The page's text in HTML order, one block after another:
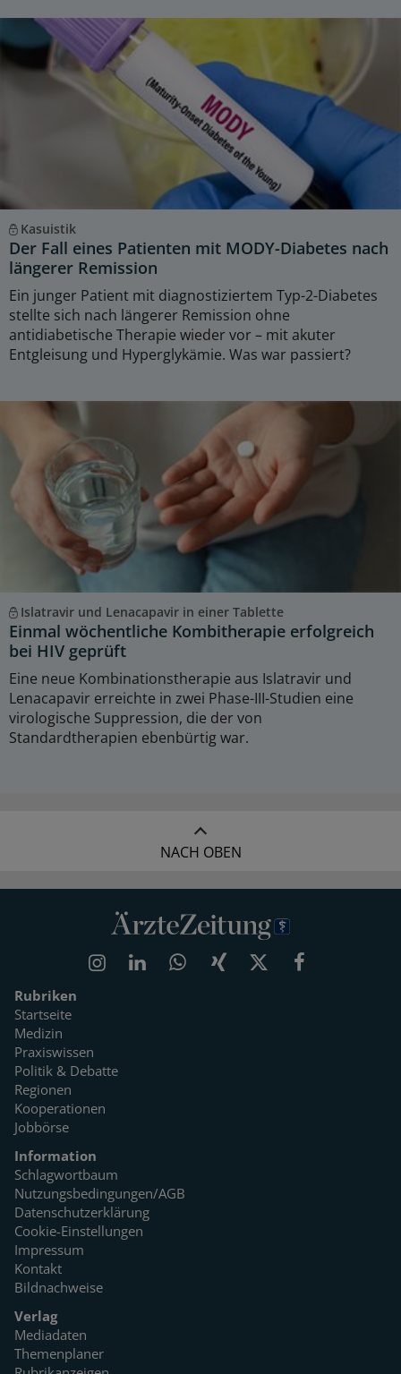
Kasuistik
Der Fall eines Patienten mit MODY-Diabetes nach
längerer Remission
Ein junger Patient mit diagnostiziertem Typ-2-Diabetes
stellte sich nach längerer Remission ohne
antidiabetische Therapie wieder vor – mit akuter
Entgleisung und Hyperglykämie. Was war passiert?
Islatravir und Lenacapavir in einer Tablette
Einmal wöchentliche Kombitherapie erfolgreich
bei HIV geprüft
Eine neue Kombinationstherapie aus Islatravir und
Lenacapavir erreichte in zwei Phase-III-Studien eine
virologische Suppression, die der von
Standardtherapien ebenbürtig war.
NACH OBEN
Rubriken
Startseite
Medizin
Praxiswissen
Politik & Debatte
Regionen
Kooperationen
Jobbörse
Information
Schlagwortbaum
Nutzungsbedingungen/AGB
Datenschutzerklärung
Cookie-Einstellungen
Impressum
Kontakt
Bildnachweise
Verlag
Mediadaten
Themenplaner